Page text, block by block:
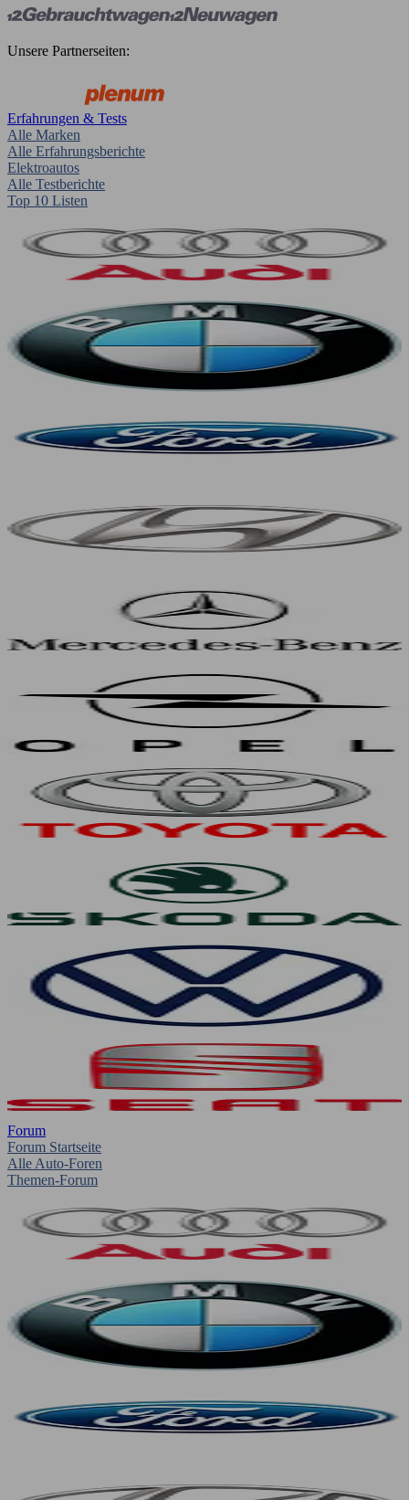
Unsere Partnerseiten:
Erfahrungen & Tests
Alle Marken
Alle Erfahrungsberichte
Elektroautos
Alle Testberichte
Top 10 Listen
Forum
Forum Startseite
Alle Auto-Foren
Themen-Forum